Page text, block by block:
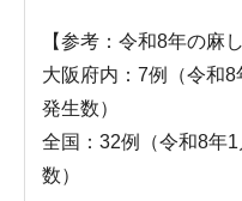
【参考：令和8年の麻
大阪府内：7例（令和
発生数）
全国：32例（令和8年
数）